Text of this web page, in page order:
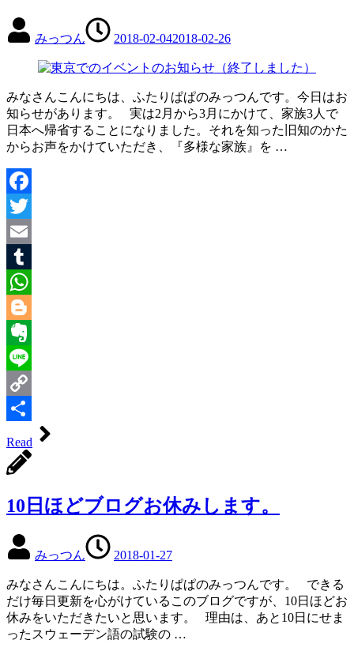
みっつん 2018-02-042018-02-26
みなさんこんにちは、ふたりぱぱのみっつんです。今日はお
知らせがあります。 実は2月から3月にかけて、家族3人で
日本へ帰省することになりました。それを知った旧知のかた
からお声をかけていただき、『多様な家族』を …
Facebook
Twitter
Email
Tumblr
WhatsApp
Blogger
Evernote
Line
Copy
有
Read
10日ほどブログお休みします。
みっつん 2018-01-27
みなさんこんにちは。ふたりぱぱのみっつんです。 できる
だけ毎日更新を心がけているこのブログですが、10日ほどお
休みをいただきたいと思います。 理由は、あと10日にせま
ったスウェーデン語の試験の …